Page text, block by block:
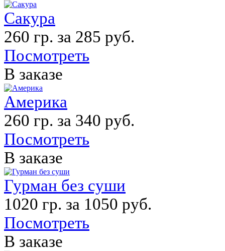
Сакура
260 гр. за 285 руб.
Посмотреть
В заказе
Америка
260 гр. за 340 руб.
Посмотреть
В заказе
Гурман без суши
1020 гр. за 1050 руб.
Посмотреть
В заказе